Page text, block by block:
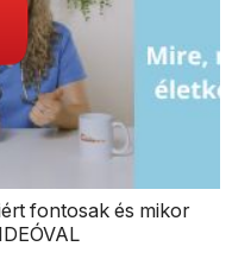
fontosak és mikor